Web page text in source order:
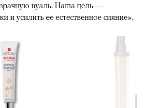
вуаль. Наша цель —
и усилить ее естественное сияние».